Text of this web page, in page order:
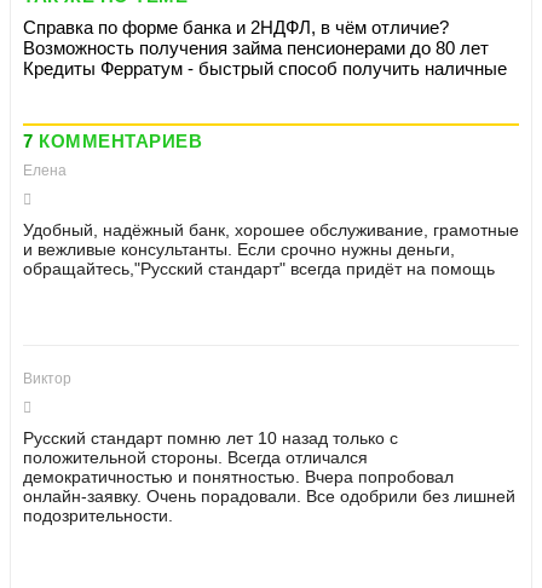
Справка по форме банка и 2НДФЛ, в чём отличие?
Возможность получения займа пенсионерами до 80 лет
Кредиты Ферратум - быстрый способ получить наличные
7 КОММЕНТАРИЕВ
Елена
Удобный, надёжный банк, хорошее обслуживание, грамотные
и вежливые консультанты. Если срочно нужны деньги,
обращайтесь,"Русский стандарт" всегда придёт на помощь
Виктор
Русский стандарт помню лет 10 назад только с
положительной стороны. Всегда отличался
демократичностью и понятностью. Вчера попробовал
онлайн-заявку. Очень порадовали. Все одобрили без лишней
подозрительности.